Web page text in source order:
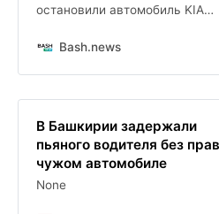
остановили автомобиль KIA
темное время суток без
Межгорья с признаками
Bash.news
В Башкирии задержали
пьяного водителя без
чужом автомобиле
None